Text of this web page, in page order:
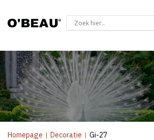
Homepage | Decoratie | Gi-27